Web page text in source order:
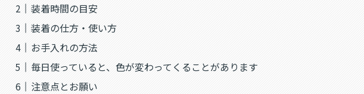
装着時間の目安
装着の仕方・使い方
お手入れの方法
毎日使っていると、色が変わってくることがあります
注意点とお願い